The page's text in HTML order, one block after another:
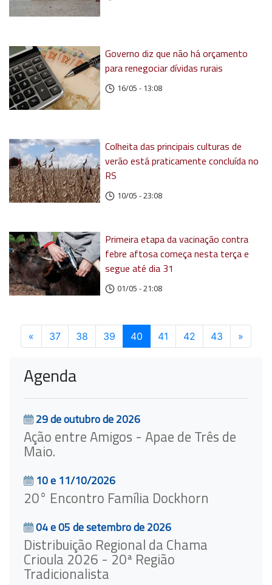
Governo diz que não há orçamento
para renegociar dívidas rurais
16/05 - 13:08
Colheita das principais culturas de
verão está praticamente concluída no
RS
10/05 - 23:08
Primeira etapa da vacinação contra
febre aftosa começa nesta terça e
segue até dia 31
01/05 - 21:08
« Anterior
37 38 39 40 (atual)
41 42 43 »
Agenda
29 de outubro de 2026
Ação entre Amigos - Apae de Três de
Maio.
10 e 11/10/2026
20° Encontro Família Dockhorn
04 e 05 de setembro de 2026
Distribuição Regional da Chama
Crioula 2026 - 20ª Região
Tradicionalista